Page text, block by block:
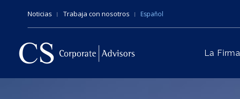
Noticias Trabaja con nosotros Español
La Firma